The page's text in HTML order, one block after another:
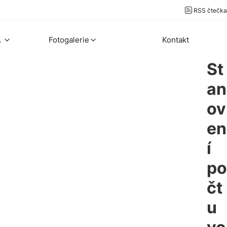
RSS čtečka
Fotogalerie Kontakt
St
an
ov
en
í
po
čt
u